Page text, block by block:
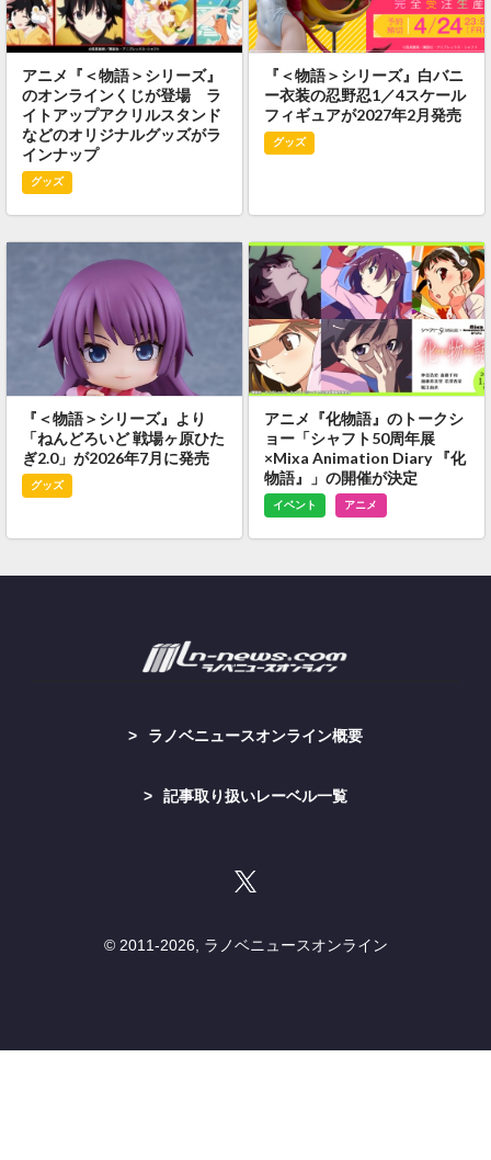
アニメ『＜物語＞シリーズ』
のオンラインくじが登場 ラ
イトアップアクリルスタンド
などのオリジナルグッズがラ
インナップ
グッズ
『＜物語＞シリーズ』白バニ
ー衣装の忍野忍1／4スケール
フィギュアが2027年2月発売
グッズ
『＜物語＞シリーズ』より
「ねんどろいど 戦場ヶ原ひた
ぎ2.0」が2026年7月に発売
グッズ
アニメ『化物語』のトークシ
ョー「シャフト50周年展
×Mixa Animation Diary 『化
物語』」の開催が決定
イベント アニメ
ラノベニュースオンライン概要
記事取り扱いレーベル一覧
© 2011-2026, ラノベニュースオンライン